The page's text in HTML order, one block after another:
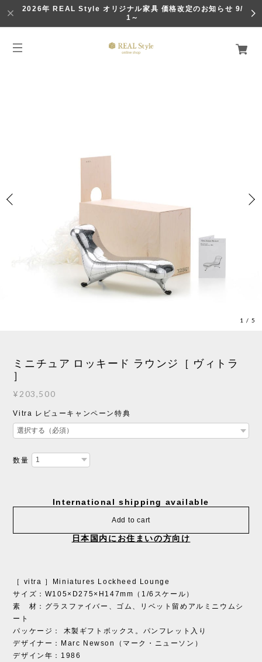
2026年 REAL Style オリジナル家具 価格改定のお知らせ 9/
1～
1 /5
ミニチュア ロッキード ラウンジ［ ヴィトラ
］
¥203,500
Vitra レビューキャンペーン特典
数量
International shipping available
Add to cart
日本国内にお住まいの方向け
［ vitra ］Miniatures Lockheed Lounge
サイズ：W105×D275×H147mm（1/6スケール）
素 材：グラスファイバー、ゴム、リベット留めアルミニウムシ
ート
パッケージ： 木製ギフトボックス。パンフレット入り
デザイナー：Marc Newson（マーク・ニューソン）
デザイン年：1986